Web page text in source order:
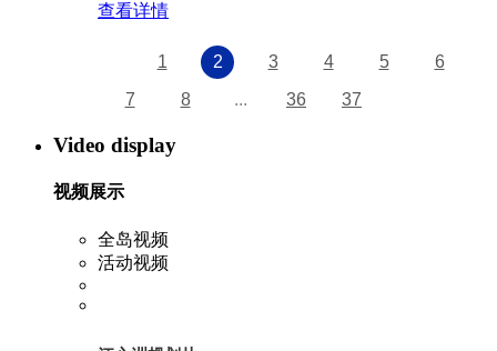
查看详情
1 2 3 4 5
6
7
8 ... 36 37
Video display
视频展示
全岛视频
活动视频